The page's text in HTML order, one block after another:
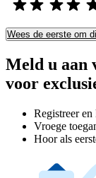
Wees de eerste om
Meld u aan
voor
Registreer
Vroege
Hoor als